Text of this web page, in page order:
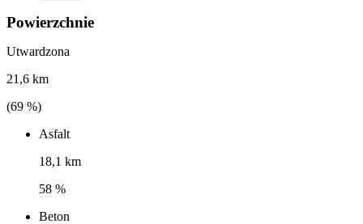
Powierzchnie
Utwardzona
21,6 km
(69 %)
Asfalt
18,1 km
58 %
Beton